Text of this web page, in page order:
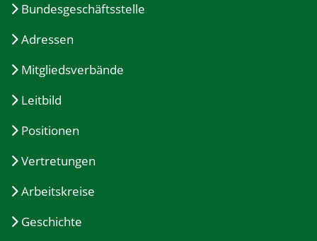
Bundesgeschäftsstelle
Adressen
Mitgliedsverbände
Leitbild
Positionen
Vertretungen
Arbeitskreise
Geschichte